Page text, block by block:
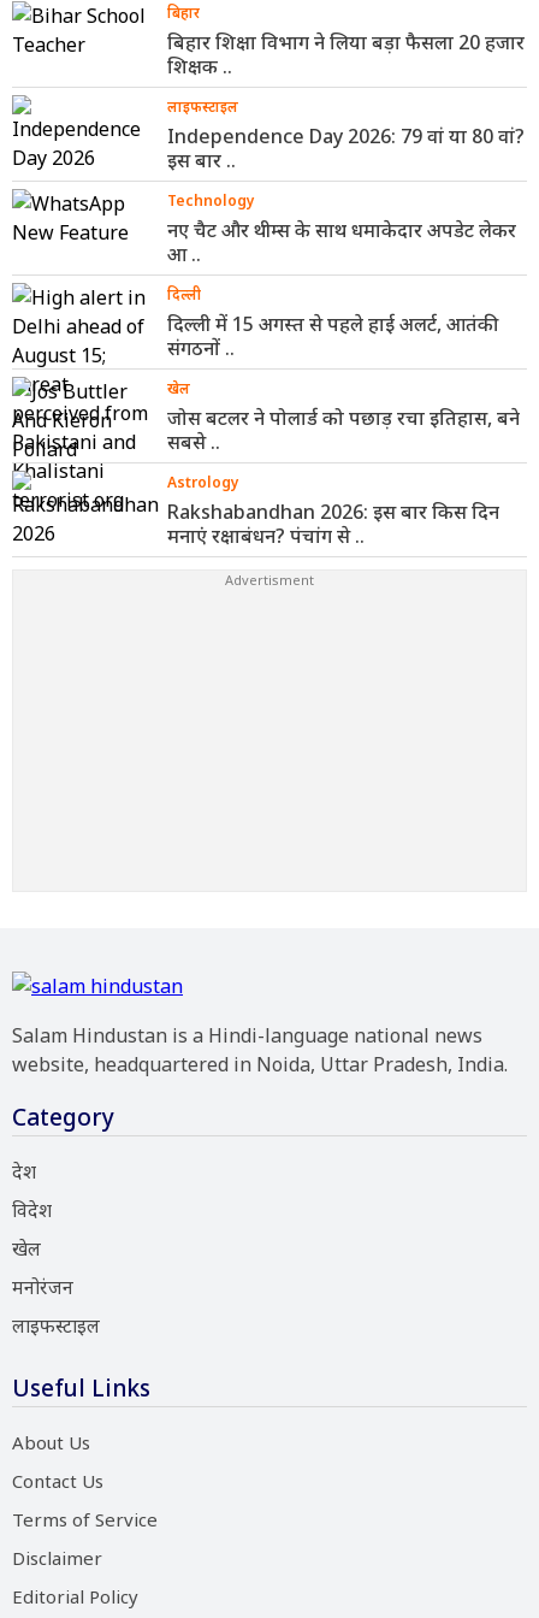
बिहार
बिहार शिक्षा विभाग ने लिया बड़ा फैसला 20 हजार
शिक्षक ..
लाइफस्टाइल
Independence Day 2026: 79 वां या 80 वां?
इस बार ..
Technology
नए चैट और थीम्स के साथ धमाकेदार अपडेट लेकर
आ ..
दिल्ली
दिल्ली में 15 अगस्त से पहले हाई अलर्ट, आतंकी
संगठनों ..
खेल
जोस बटलर ने पोलार्ड को पछाड़ रचा इतिहास, बने
सबसे ..
Astrology
Rakshabandhan 2026: इस बार किस दिन
मनाएं रक्षाबंधन? पंचांग से ..
Salam Hindustan is a Hindi-language national news
website, headquartered in Noida, Uttar Pradesh, India.
Category
देश
विदेश
खेल
मनोरंजन
लाइफस्टाइल
Useful Links
About Us
Contact Us
Terms of Service
Disclaimer
Editorial Policy